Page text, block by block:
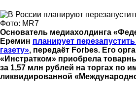
Фото: MR7
Основатель медиахолдинга
Еремин планирует
газету», передаёт Forbes. Его
«Инстратком» приобрела
за 1,57 млн рублей на торгах по
ликвидированной